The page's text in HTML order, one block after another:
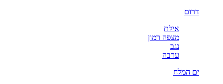
דרום
אילת
מצפה רמון
נגב
ערבה
ים המלח